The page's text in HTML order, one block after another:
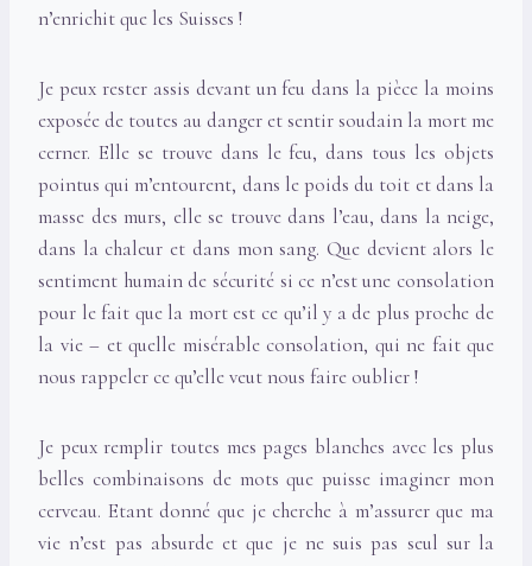
n’enrichit que les Suisses !
Je peux rester assis devant un feu dans la pièce la moins
exposée de toutes au danger et sentir soudain la mort me
cerner. Elle se trouve dans le feu, dans tous les objets
pointus qui m’entourent, dans le poids du toit et dans la
masse des murs, elle se trouve dans l’eau, dans la neige,
dans la chaleur et dans mon sang. Que devient alors le
sentiment humain de sécurité si ce n’est une consolation
pour le fait que la mort est ce qu’il y a de plus proche de
la vie – et quelle misérable consolation, qui ne fait que
nous rappeler ce qu’elle veut nous faire oublier !
Je peux remplir toutes mes pages blanches avec les plus
belles combinaisons de mots que puisse imaginer mon
cerveau. Etant donné que je cherche à m’assurer que ma
vie n’est pas absurde et que je ne suis pas seul sur la